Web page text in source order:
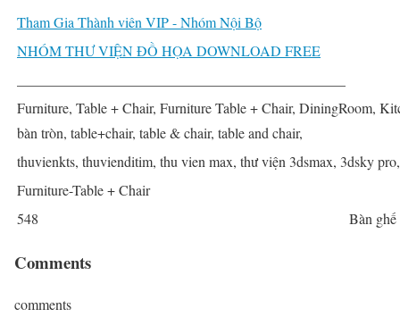
Tham Gia Thành viên VIP - Nhóm Nội Bộ
NHÓM THƯ VIỆN ĐỒ HỌA DOWNLOAD FREE
Furniture, Table + Chair, Furniture Table + Chair, DiningRoom,
bàn tròn, table+chair, table & chair, table and chair,
thuvienkts, thuvienditim, thu vien max, thư viện 3dsmax, 3dsky
Furniture-Table + Chair
548
Bàn ghế
Comments
comments